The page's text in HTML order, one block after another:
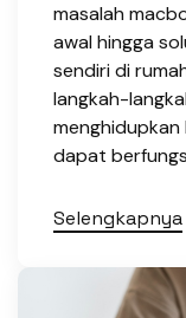
masalah
awal hingga
sendiri di
langkah-
menghidupkan
dapat
Selengkapnya